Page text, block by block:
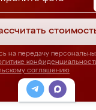
на передачу
соглашению